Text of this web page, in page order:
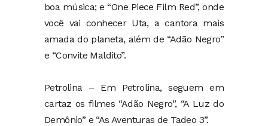
boa música; e “One Piece Film Red”, onde
você vai conhecer Uta, a cantora mais
amada do planeta, além de “Adão Negro”
e “Convite Maldito”.
Petrolina – Em Petrolina, seguem em
cartaz os filmes “Adão Negro”, “A Luz do
Demônio” e “As Aventuras de Tadeo 3”.